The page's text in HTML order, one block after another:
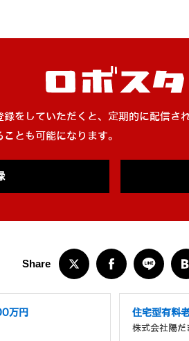
をしていただくと、定期的に配信さ
とも可能になります。
万円
住宅型有料
株式会社陽